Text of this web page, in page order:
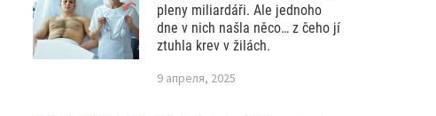
pleny miliardáři. Ale jednoho
dne v nich našla něco… z čeho jí
ztuhla krev v žilách.
9 апреля, 2025